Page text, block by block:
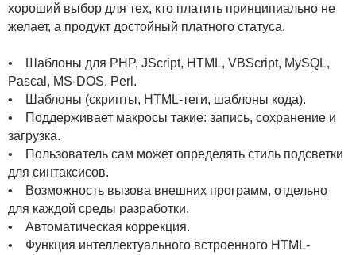
хороший выбор для тех, кто платить принципиально не
желает, а продукт достойный платного статуса.
• Шаблоны для PHP, JScript, HTML, VBScript, MySQL,
Pascal, MS-DOS, Perl.
• Шаблоны (скрипты, HTML-теги, шаблоны кода).
• Поддерживает макросы такие: запись, сохранение и
загрузка.
• Пользователь сам может определять стиль подсветки
для синтаксисов.
• Возможность вызова внешних программ, отдельно
для каждой среды разработки.
• Автоматическая коррекция.
• Функция интеллектуального встроенного HTML-